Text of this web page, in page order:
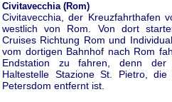
Civitavecchia (Rom)
Civitavecchia, der Kreuzfahrthafen
westlich von Rom. Von dort
Cruises Richtung Rom und
vom dortigen Bahnhof nach Rom
Endstation zu fahren, denn
Haltestelle Stazione St. Pietro,
Petersdom entfernt ist.